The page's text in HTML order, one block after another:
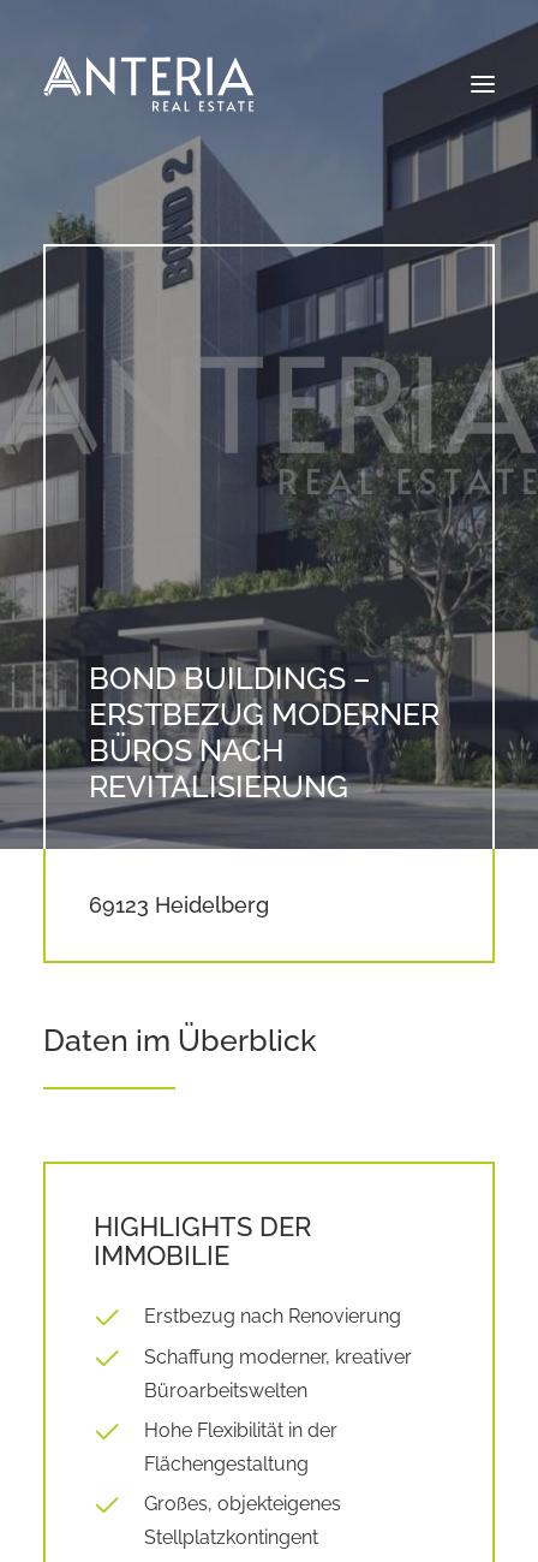
Start
Angebote
Leistungen
Kontakt
BOND BUILDINGS –
ERSTBEZUG MODERNER
BÜROS NACH
REVITALISIERUNG
69123 Heidelberg
Daten im Überblick
HIGHLIGHTS DER
IMMOBILIE
Erstbezug nach Renovierung
Schaffung moderner, kreativer
Büroarbeitswelten
Hohe Flexibilität in der
Flächengestaltung
Großes, objekteigenes
Stellplatzkontingent